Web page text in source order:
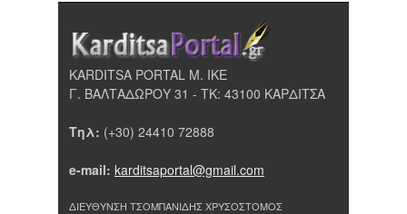
KARDITSA PORTAL Μ. ΙΚΕ
Γ. ΒΑΛΤΑΔΩΡΟΥ 31 - ΤΚ: 43100 ΚΑΡΔΙΤΣΑ
Τηλ: (+30) 24410 72888
e-mail: karditsaportal@gmail.com
ΔΙΕΥΘΥΝΣΗ ΤΣΟΜΠΑΝΙΔΗΣ ΧΡΥΣΟΣΤΟΜΟΣ